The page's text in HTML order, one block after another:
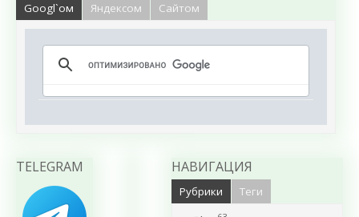
Googl`ом Яндексом Сайтом
TELEGRAM НАВИГАЦИЯ
Рубрики Теги